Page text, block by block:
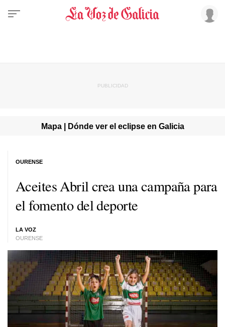
Mapa | Dónde ver el eclipse en Galicia
Aceites Abril crea una campaña para
el fomento del deporte
LA VOZ
OURENSE
OURENSE